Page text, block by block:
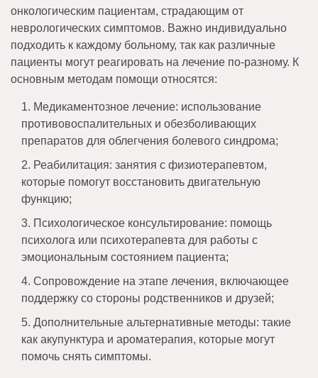
онкологическим пациентам, страдающим от
неврологических симптомов. Важно индивидуально
подходить к каждому больному, так как различные
пациенты могут реагировать на лечение по-разному. К
основным методам помощи относятся:
Медикаментозное лечение: использование
противовоспалительных и обезболивающих
препаратов для облегчения болевого синдрома;
Реабилитация: занятия с физиотерапевтом,
которые помогут восстановить двигательную
функцию;
Психологическое консультирование: помощь
психолога или психотерапевта для работы с
эмоциональным состоянием пациента;
Сопровождение на этапе лечения, включающее
поддержку со стороны родственников и друзей;
Дополнительные альтернативные методы: такие
как акупунктура и ароматерапия, которые могут
помочь снять симптомы.